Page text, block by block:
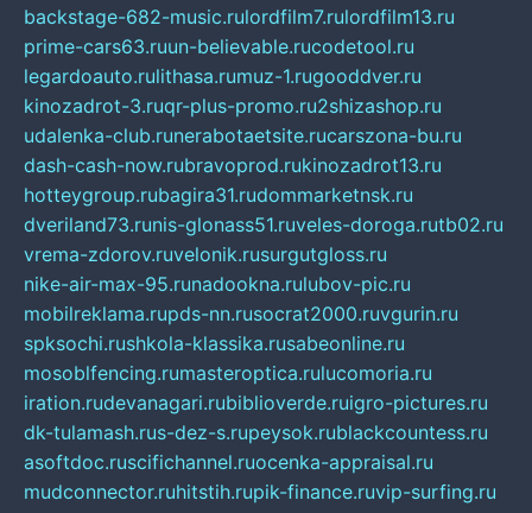
backstage-682-music.rulordfilm7.rulordfilm13.ru
prime-cars63.ruun-believable.rucodetool.ru
legardoauto.rulithasa.rumuz-1.rugooddver.ru
kinozadrot-3.ruqr-plus-promo.ru2shizashop.ru
udalenka-club.runerabotaetsite.rucarszona-bu.ru
dash-cash-now.rubravoprod.rukinozadrot13.ru
hotteygroup.rubagira31.rudommarketnsk.ru
dveriland73.runis-glonass51.ruveles-doroga.rutb02.ru
vrema-zdorov.ruvelonik.rusurgutgloss.ru
nike-air-max-95.runadookna.rulubov-pic.ru
mobilreklama.rupds-nn.rusocrat2000.ruvgurin.ru
spksochi.rushkola-klassika.rusabeonline.ru
mosoblfencing.rumasteroptica.rulucomoria.ru
iration.rudevanagari.rubiblioverde.ruigro-pictures.ru
dk-tulamash.rus-dez-s.rupeysok.rublackcountess.ru
asoftdoc.ruscifichannel.ruocenka-appraisal.ru
mudconnector.ruhitstih.rupik-finance.ruvip-surfing.ru